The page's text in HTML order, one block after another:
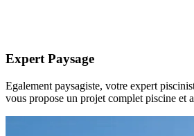
Expert Paysage
Egalement paysagiste, votre expert
vous propose un projet complet piscine et